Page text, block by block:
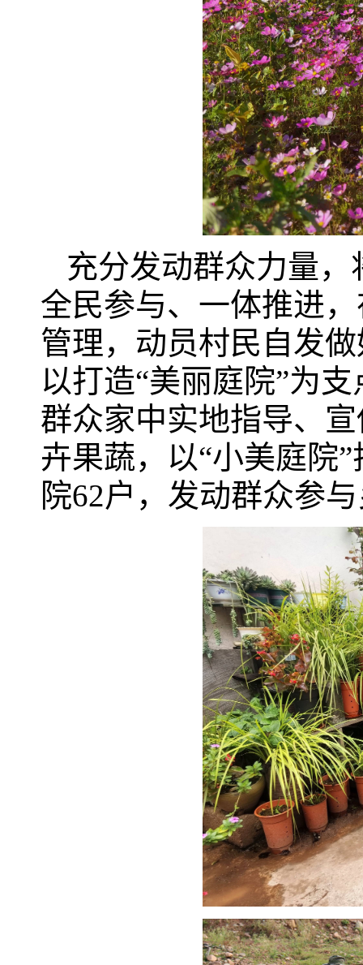
充分发动群众力量
全民参与、一体推进
管理，动员村民自发
以打造“美丽庭院”为
群众家中实地指导、
卉果蔬，以“小美庭院
院62户，发动群众参